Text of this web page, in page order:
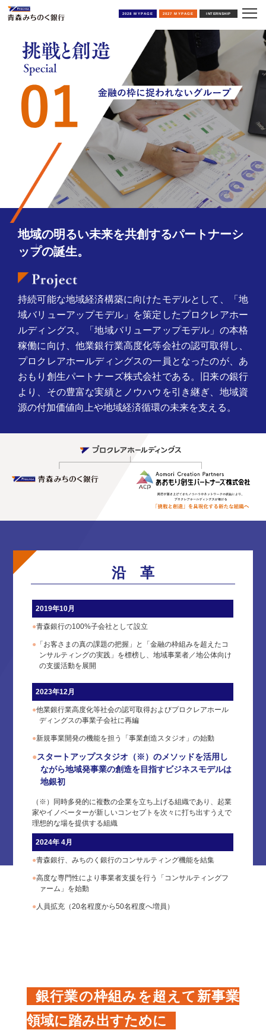
2028 MYPAGE 2027 MYPAGE INTERNSHIP
地域の明るい未来を共創するパートナーシ
ップの誕生。
持続可能な地域経済構築に向けたモデルとして、「地
域バリューアップモデル」を策定したプロクレアホー
ルディングス。「地域バリューアップモデル」の本格
稼働に向け、他業銀行業高度化等会社の認可取得し、
プロクレアホールディングスの一員となったのが、あ
おもり創生パートナーズ株式会社である。旧来の銀行
より、その豊富な実績とノウハウを引き継ぎ、地域資
源の付加価値向上や地域経済循環の未来を支える。
沿 革
2019年10月
●青森銀行の100%子会社として設立
● 「お客さまの真の課題の把握」と「金融の枠組みを超えたコ
ンサルティングの実践」を標榜し、地域事業者／地公体向け
の支援活動を展開
2023年12月
●他業銀行業高度化等社会の認可取得およびプロクレアホール
ディングスの事業子会社に再編
●新規事業開発の機能を担う「事業創造スタジオ」の始動
●スタートアップスタジオ（※）のメソッドを活用し
ながら地域発事業の創造を目指すビジネスモデルは
地銀初
（※）同時多発的に複数の企業を立ち上げる組織であり、起業
家やイノベーターが新しいコンセプトを次々に打ち出すうえで
理想的な場を提供する組織
2024年 4月
●青森銀行、みちのく銀行のコンサルティング機能を結集
●高度な専門性により事業者支援を行う「コンサルティングフ
ァーム」を始動
● 人員拡充（20名程度から50名程度へ増員）
銀行業の枠組みを超えて新事業
領域に踏み出すために